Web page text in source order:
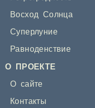
Восход Солнца
Суперлуние
Равноденствие
О ПРОЕКТЕ
О сайте
Контакты